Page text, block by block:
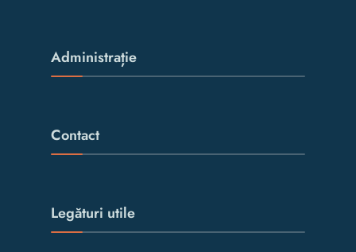
Administrație
Contact
Legături utile